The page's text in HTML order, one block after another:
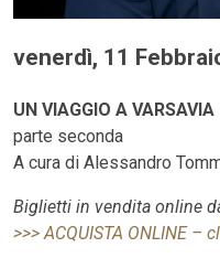
venerdì, 11
UN VIAGGIO A VARSAVIA
parte seconda
A cura di Alessandro
Biglietti in vendita online
>>> ACQUISTA ONLINE –